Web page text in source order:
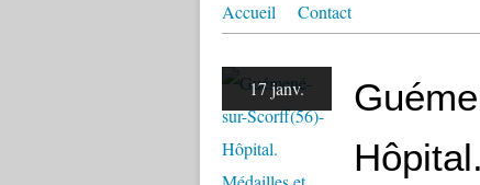
Accueil Contact
17 janv.